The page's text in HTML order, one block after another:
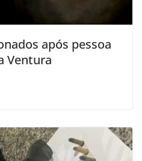
após pessoa
Ventura